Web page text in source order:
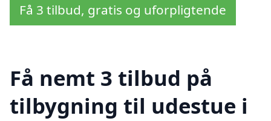
Få 3 tilbud, gratis og uforpligtende
Få nemt 3 tilbud på
tilbygning til udestue i